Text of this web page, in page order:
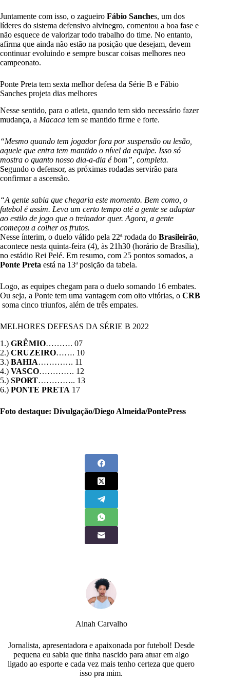
Juntamente com isso, o zagueiro Fábio Sanches, um dos
líderes do sistema defensivo alvinegro, comentou a boa fase e
não esquece de valorizar todo trabalho do time. No entanto,
afirma que ainda não estão na posição que desejam, devem
continuar evoluindo e sempre buscar coisas melhores neo
campeonato.
Ponte Preta tem sexta melhor defesa da Série B e Fábio
Sanches projeta dias melhores
Nesse sentido, para o atleta, quando tem sido necessário fazer
mudança, a Macaca tem se mantido firme e forte.
“Mesmo quando tem jogador fora por suspensão ou lesão,
aquele que entra tem mantido o nível da equipe. Isso só
mostra o quanto nosso dia-a-dia é bom”, completa.
Segundo o defensor, as próximas rodadas servirão para
confirmar a ascensão.
“A gente sabia que chegaria este momento. Bem como, o
futebol é assim. Leva um certo tempo até a gente se adaptar
ao estilo de jogo que o treinador quer. Agora, a gente
começou a colher os frutos.
Nesse ínterim, o duelo válido pela 22ª rodada do Brasileirão,
acontece nesta quinta-feira (4), às 21h30 (horário de Brasília),
no estádio Rei Pelé. Em resumo, com 25 pontos somados, a
Ponte Preta está na 13ª posição da tabela.
Logo, as equipes chegam para o duelo somando 16 embates.
Ou seja, a Ponte tem uma vantagem com oito vitórias, o CRB
soma cinco triunfos, além de três empates.
MELHORES DEFESAS DA SÉRIE B 2022
1.) GRÊMIO………. 07
2.) CRUZEIRO……. 10
3.) BAHIA…………. 11
4.) VASCO…………. 12
5.) SPORT………….. 13
6.) PONTE PRETA 17
Foto destaque: Divulgação/Diego Almeida/PontePress
Ainah Carvalho
Jornalista, apresentadora e apaixonada por futebol! Desde
pequena eu sabia que tinha nascido para atuar em algo
ligado ao esporte e cada vez mais tenho certeza que quero
isso pra mim.